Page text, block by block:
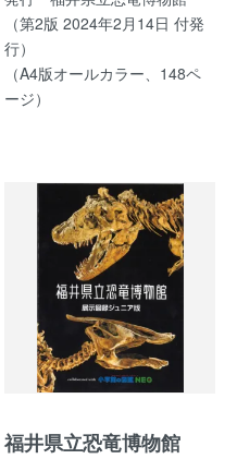
（第2版 2024年2月14日 付発
行）
（A4版オールカラー、148ペ
ージ）
福井県立恐竜博物館